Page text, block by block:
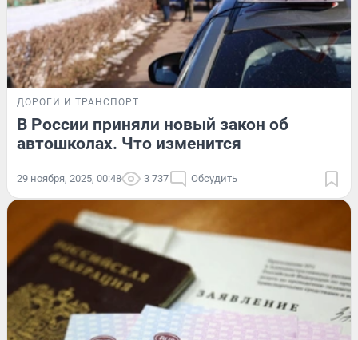
ДОРОГИ И ТРАНСПОРТ
В России приняли новый закон об
автошколах. Что изменится
29 ноября, 2025, 00:48 3 737 Обсудить